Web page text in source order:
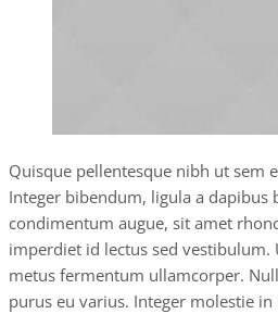
Quisque pellentesque nibh ut sem
Integer bibendum, ligula a dapibus
condimentum augue, sit amet
imperdiet id lectus sed
metus fermentum ullamcorper.
purus eu varius. Integer molestie